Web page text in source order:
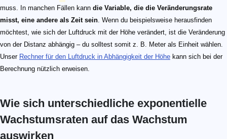
muss. In manchen Fällen kann die Variable, die die Veränderungsrate
misst, eine andere als Zeit sein. Wenn du beispielsweise herausfinden
möchtest, wie sich der Luftdruck mit der Höhe verändert, ist die Veränderung
von der Distanz abhängig – du solltest somit z. B. Meter als Einheit wählen.
Unser Rechner für den Luftdruck in Abhängigkeit der Höhe kann sich bei der
Berechnung nützlich erweisen.
Wie sich unterschiedliche exponentielle
Wachstumsraten auf das Wachstum
auswirken